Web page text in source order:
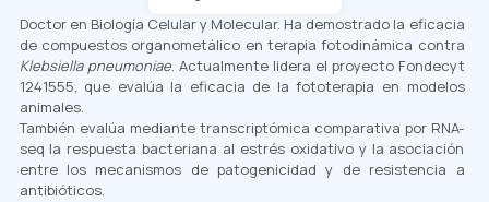
Doctor en Biología Celular y Molecular. Ha demostrado la eficacia
de compuestos organometálico en terapia fotodinámica contra
Klebsiella pneumoniae. Actualmente lidera el proyecto Fondecyt
1241555, que evalúa la eficacia de la fototerapia en modelos
animales.
También evalúa mediante transcriptómica comparativa por RNA-
seq la respuesta bacteriana al estrés oxidativo y la asociación
entre los mecanismos de patogenicidad y de resistencia a
antibióticos.